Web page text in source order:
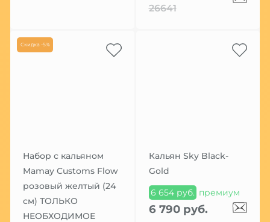
26641
Скидка -5%
Набор с кальяном
Mamay Customs Flow
розовый желтый (24
см) ТОЛЬКО
НЕОБХОДИМОЕ
Кальян Sky Black-
Gold
6 654 руб. премиум
6 790 руб.